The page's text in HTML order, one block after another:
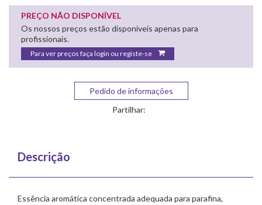
PREÇO NÃO DISPONÍVEL
Os nossos preços estão disponíveis apenas para
profissionais.
Para ver preços faça login ou registe-se
Pedido de informações
Partilhar:
Descrição
Essência aromática concentrada adequada para parafina,